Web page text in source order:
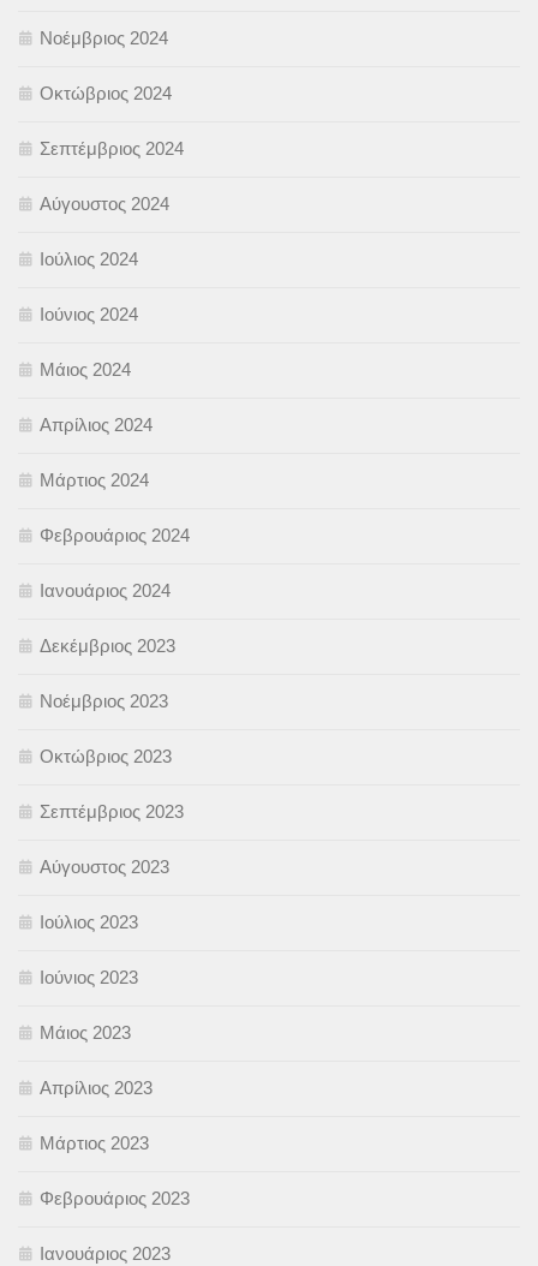
Νοέμβριος 2024
Οκτώβριος 2024
Σεπτέμβριος 2024
Αύγουστος 2024
Ιούλιος 2024
Ιούνιος 2024
Μάιος 2024
Απρίλιος 2024
Μάρτιος 2024
Φεβρουάριος 2024
Ιανουάριος 2024
Δεκέμβριος 2023
Νοέμβριος 2023
Οκτώβριος 2023
Σεπτέμβριος 2023
Αύγουστος 2023
Ιούλιος 2023
Ιούνιος 2023
Μάιος 2023
Απρίλιος 2023
Μάρτιος 2023
Φεβρουάριος 2023
Ιανουάριος 2023